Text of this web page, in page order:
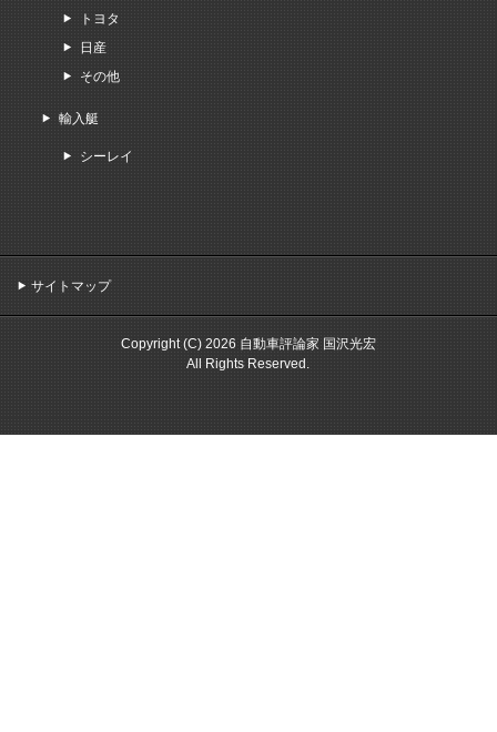
トヨタ
日産
その他
輸入艇
シーレイ
サイトマップ
Copyright (C) 2026 自動車評論家 国沢光宏
All Rights Reserved.